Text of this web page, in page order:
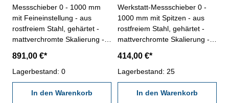
Messschieber 0 - 1000 mm
mit Feineinstellung - aus
rostfreiem Stahl, gehärtet -
mattverchromte Skalierung -
MONOBLOCK! - für Außen-
Innen- und Stufenmessung -
mit Feineinstellung -
Genauigkeit nach Werksnorm
891,00 €*
Lagerbestand: 0
In den Warenkorb
Werkstatt-Messschieber 0 -
1000 mm mit Spitzen - aus
rostfreiem Stahl, gehärtet -
mattverchromte Skalierung -
MONOBLOCK! - für Außen-
Innen- und Stufenmessung -
mit Feineinstellung -
Genauigkeit nach DIN 862 -
414,00 €*
Lagerbestand: 25
In den Warenkorb